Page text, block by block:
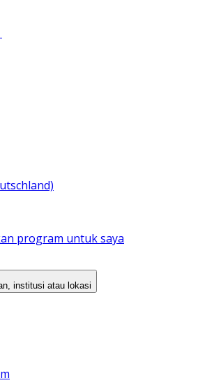
program untuk saya
institusi atau lokasi